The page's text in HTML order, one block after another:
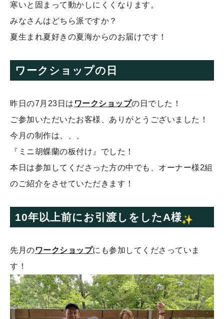
寒いと固まって動かしにくくなります。
みなさんはどちら派ですか？
夏生まれ夏好きの夏海からのお届けです！
ワークショップの日
昨日の7月23日は ワークショップの日でした！
ご参加いただいたお客様、ありがとうございました！
今月の制作は、、、
『ミニ胡蝶蘭の板付け』でした！
本日は参加してくださった方の中でも、オーナー様2組
のご紹介をさせていただきます！
10年以上前にお引渡しをしたA様
先月のワークショップにも参加してくださっていま
す！